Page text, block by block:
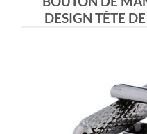
DESIGN TÊTE